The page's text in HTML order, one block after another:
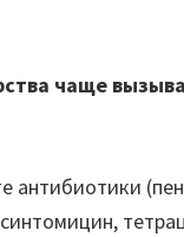
чаще
антибиотики